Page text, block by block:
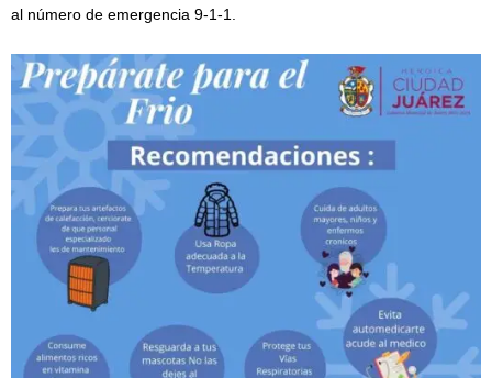
al número de emergencia 9-1-1.